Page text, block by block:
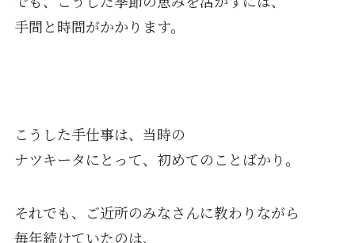
手間と時間がかかります。
こうした手仕事は、当時の
ナツキータにとって、初めてのことばかり。
それでも、ご近所のみなさんに教わりながら
毎年続けていたのは、